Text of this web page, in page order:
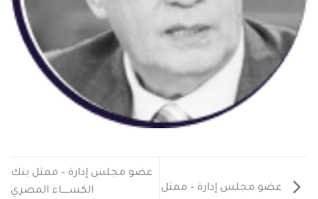
عضو مجلس إدارة – ممثل
عضو مجلس إدارة – ممثل بنك
الكســـــاء المصري